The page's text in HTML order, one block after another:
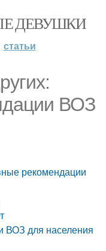
ДЕВУШКИ
статьи
ВОЗ
рекомендации
ВОЗ для населения